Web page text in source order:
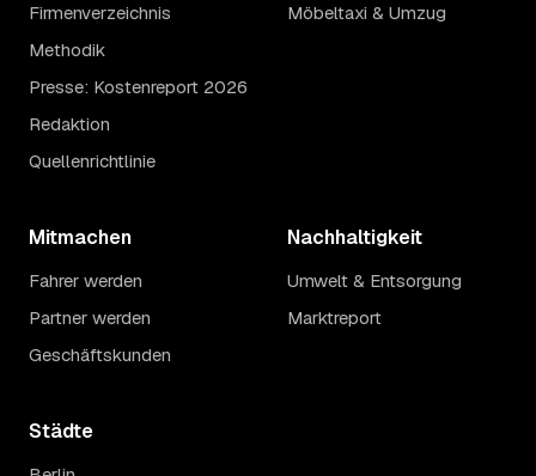
Firmenverzeichnis
Methodik
Presse: Kostenreport 2026
Redaktion
Quellenrichtlinie
Möbeltaxi & Umzug
Mitmachen
Fahrer werden
Partner werden
Geschäftskunden
Nachhaltigkeit
Umwelt & Entsorgung
Marktreport
Städte